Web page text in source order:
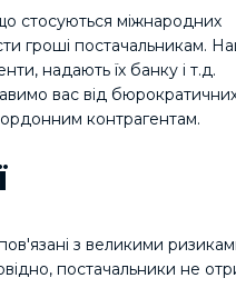
стосуються міжнародних
гроші постачальникам.
надають їх банку і т.д.
вас від
контрагентам.
з великими
постачальники не